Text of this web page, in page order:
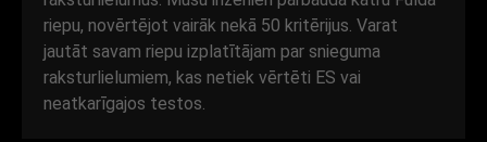
riepu, novērtējot vairāk nekā 50 kritērijus. Varat
jautāt savam riepu izplatītājam par snieguma
raksturlielumiem, kas netiek vērtēti ES vai
neatkarīgajos testos.